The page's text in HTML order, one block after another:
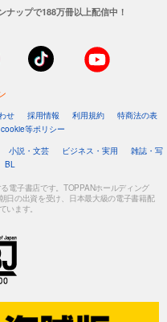
ップで188万冊以上配信中！
せ 採用情報 利用規約
特商法の表
cookie等ポリシー
小説・文芸 ビジネス・実用
雑誌・写
BL
電子書店です。TOPPANホールディング
日の出資を受け、日本最大級の電子書籍配
います。